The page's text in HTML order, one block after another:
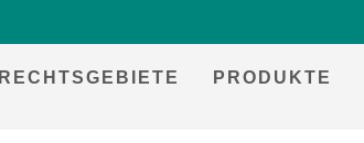
RECHTSGEBIETE PRODUKTE